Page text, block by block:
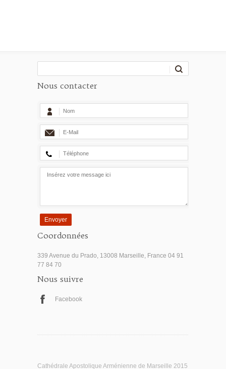
Nous contacter
Envoyer
Coordonnées
339 Avenue du Prado, 13008 Marseille, France 04 91
77 84 70
Nous suivre
Facebook
Cathédrale Apostolique Arménienne de Marseille 2015